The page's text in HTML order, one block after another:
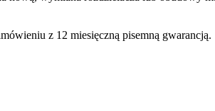
z 12 miesięczną pisemną gwarancją.